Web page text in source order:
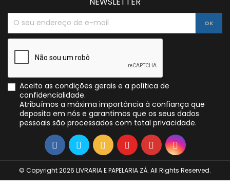
Aceito as condições gerais e a política de
confidencialidade.
Atribuímos a máxima importância à confiança que
deposita em nós e garantimos que os seus dados
pessoais são processados com total privacidade.
© Copyright 2026 LIVRARIA E PAPELARIA ZÁ. All Rights Reserved.